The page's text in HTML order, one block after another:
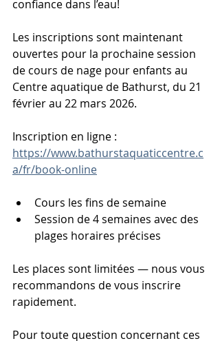
confiance dans l’eau!
Les inscriptions sont maintenant
ouvertes pour la prochaine session
de cours de nage pour enfants au
Centre aquatique de Bathurst, du 21
février au 22 mars 2026.
Inscription en ligne :
https://www.bathurstaquaticcentre.c
a/fr/book-online
Cours les fins de semaine
Session de 4 semaines avec des
plages horaires précises
Les places sont limitées — nous vous
recommandons de vous inscrire
rapidement.
Pour toute question concernant ces